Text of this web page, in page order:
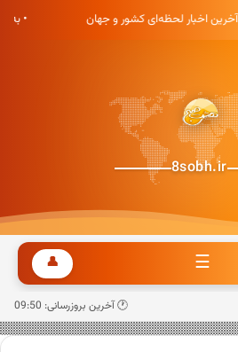
• آخرین اخبار لحظه‌ای کشور و جهان •
8sobh.ir
☰
👤
🕐 آخرین بروزرسانی: 09:50